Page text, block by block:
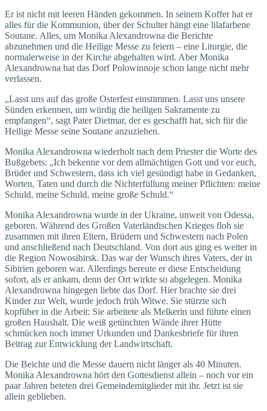
Er ist nicht mit leeren Händen gekommen. In seinem Koffer hat er
alles für die Kommunion, über der Schulter hängt eine lilafarbene
Soutane. Alles, um Monika Alexandrowna die Berichte
abzunehmen und die Heilige Messe zu feiern – eine Liturgie, die
normalerweise in der Kirche abgehalten wird. Aber Monika
Alexandrowna hat das Dorf Polowinnoje schon lange nicht mehr
verlassen.
„Lasst uns auf das große Osterfest einstimmen. Lasst uns unsere
Sünden erkennen, um würdig die heiligen Sakramente zu
empfangen“, sagt Pater Dietmar, der es geschafft hat, sich für die
Heilige Messe seine Soutane anzuziehen.
Monika Alexandrowna wiederholt nach dem Priester die Worte des
Bußgebets: „Ich bekenne vor dem allmächtigen Gott und vor euch,
Brüder und Schwestern, dass ich viel gesündigt habe in Gedanken,
Worten, Taten und durch die Nichterfüllung meiner Pflichten: meine
Schuld, meine Schuld, meine große Schuld.“
Monika Alexandrowna wurde in der Ukraine, unweit von Odessa,
geboren. Während des Großen Vaterländischen Krieges floh sie
zusammen mit ihren Eltern, Brüdern und Schwestern nach Polen
und anschließend nach Deutschland. Von dort aus ging es weiter in
die Region Nowosibirsk. Das war der Wunsch ihres Vaters, der in
Sibirien geboren war. Allerdings bereute er diese Entscheidung
sofort, als er ankam, denn der Ort wirkte so abgelegen. Monika
Alexandrowna hingegen liebte das Dorf. Hier brachte sie drei
Kinder zur Welt, wurde jedoch früh Witwe. Sie stürzte sich
kopfüber in die Arbeit: Sie arbeitete als Melkerin und führte einen
großen Haushalt. Die weiß getünchten Wände ihrer Hütte
schmücken noch immer Urkunden und Dankesbriefe für ihren
Beitrag zur Entwicklung der Landwirtschaft.
Die Beichte und die Messe dauern nicht länger als 40 Minuten.
Monika Alexandrowna hört den Gottesdienst allein – noch vor ein
paar Jahren beteten drei Gemeindemitglieder mit ihr. Jetzt ist sie
allein geblieben.